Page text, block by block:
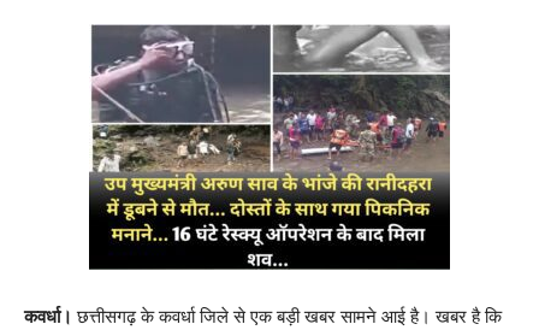
कवर्धा। छत्तीसगढ़ के कवर्धा जिले से एक बड़ी खबर सामने आई है। खबर है कि